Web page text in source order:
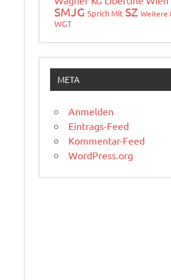
SMJG Sprich Mit SZ Weitere
WGT
META
Anmelden
Eintrags-Feed
Kommentar-Feed
WordPress.org